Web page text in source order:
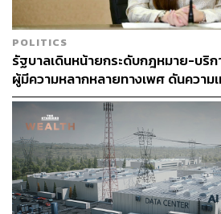
ABOUT THE
ฐานิส สุดโต
STANDARD
ABOUT THE
ศวิตา พูลเสถียร
ช่างภาพข่าว ประ
STANDARD
POLITICS
รัฐบาลเดินหน้ายกระดับกฎหมาย-บริ
ผู้มีความหลากหลายทางเพศ ดันความ
หลักสูตรในห้องเรียนถึงที่ทำงาน